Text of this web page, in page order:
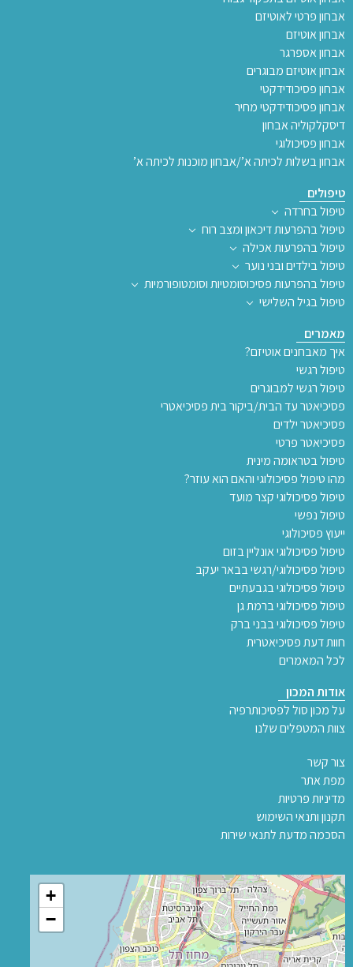
אבחון פרטי לאוטיזם
אבחון אוטיזם
אבחון אספרגר
אבחון אוטיזם מבוגרים
אבחון פסיכודידקטי
אבחון פסיכודידקטי מחיר
דיסקלקוליה אבחון
אבחון פסיכולוגי
אבחון בשלות לכיתה א’/אבחון מוכנות לכיתה א’
טיפולים
טיפול בחרדה
טיפול בהפרעות דיכאון ומצב רוח
טיפול בהפרעות אכילה
טיפול בילדים ובני נוער
טיפול בהפרעות פסיכוסומטיות וסומטופורמיות
טיפול בגיל השלישי
מאמרים
איך מאבחנים אוטיזם?
טיפול רגשי
טיפול רגשי למבוגרים
פסיכיאטר עד הבית/ביקור בית פסיכיאטרי
פסיכיאטר ילדים
פסיכיאטר פרטי
טיפול בטראומה מינית
מהו טיפול פסיכולוגי והאם הוא עוזר?
טיפול פסיכולוגי קצר מועד
טיפול נפשי
ייעוץ פסיכולוגי
טיפול פסיכולוגי אונליין בזום
טיפול פסיכולוגי/רגשי בבאר יעקב
טיפול פסיכולוגי בגבעתיים
טיפול פסיכולוגי ברמת גן
טיפול פסיכולוגי בבני ברק
חוות דעת פסיכיאטרית
לכל המאמרים
אודות המכון
על מכון סול לפסיכותרפיה
צוות המטפלים שלנו
צור קשר
מפת אתר
מדיניות פרטיות
תקנון ותנאי השימוש
הסכמה מדעת לתנאי שירות
+
−